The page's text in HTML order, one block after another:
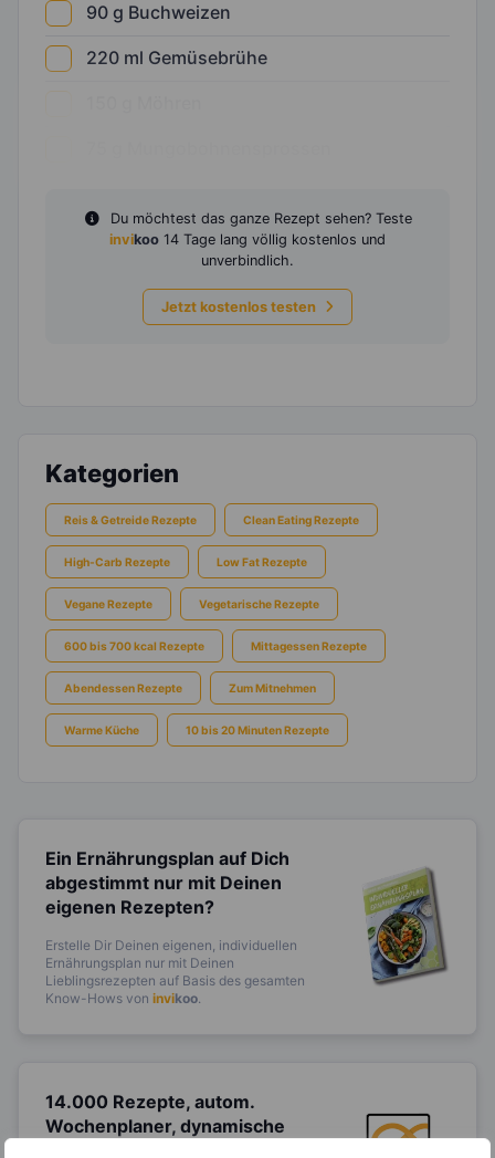
90 g Buchweizen
220 ml Gemüsebrühe
Du möchtest das ganze Rezept sehen? Teste
invikoo 14 Tage lang völlig kostenlos und
unverbindlich.
Jetzt kostenlos testen
Kategorien
Reis & Getreide Rezepte Clean Eating Rezepte
High-Carb Rezepte Low Fat Rezepte
Vegane Rezepte Vegetarische Rezepte
600 bis 700 kcal Rezepte Mittagessen Rezepte
Abendessen Rezepte Zum Mitnehmen
Warme Küche 10 bis 20 Minuten Rezepte
Ein Ernährungsplan auf Dich
abgestimmt nur mit Deinen
eigenen Rezepten?
Erstelle Dir Deinen eigenen, individuellen
Ernährungsplan nur mit Deinen
Lieblingsrezepten auf Basis des gesamten
Know-Hows von invikoo
14.000 Rezepte, autom.
Wochenplaner, dynamische